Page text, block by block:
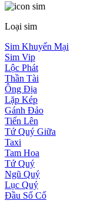
Loại sim
Sim Khuyến Mại
Sim Vip
Lộc Phát
Thần Tài
Ông Địa
Lặp Kép
Gánh Đảo
Tiến Lên
Tứ Quý Giữa
Taxi
Tam Hoa
Tứ Quý
Ngũ Quý
Lục Quý
Đầu Số Cổ